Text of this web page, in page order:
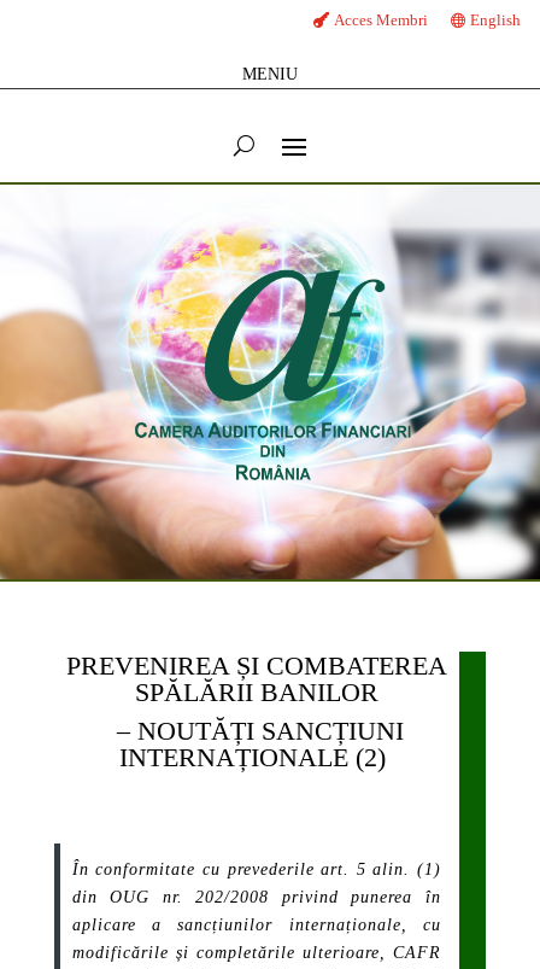
Acces Membri English
MENIU
PREVENIREA ȘI COMBATEREA
SPĂLĂRII BANILOR
– NOUTĂȚI SANCȚIUNI
INTERNAȚIONALE (2)
În conformitate cu prevederile art. 5 alin. (1)
din OUG nr. 202/2008 privind punerea în
aplicare a sancțiunilor internaționale, cu
modificările și completările ulterioare, CAFR